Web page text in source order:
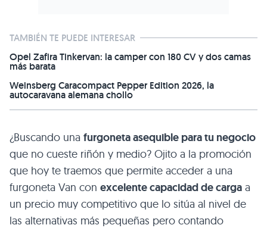
TAMBIÉN TE PUEDE INTERESAR
Opel Zafira Tinkervan: la camper con 180 CV y dos camas
más barata
Weinsberg Caracompact Pepper Edition 2026, la
autocaravana alemana chollo
¿Buscando una furgoneta asequible para tu negocio
que no cueste riñón y medio? Ojito a la promoción
que hoy te traemos que permite acceder a una
furgoneta Van con excelente capacidad de carga a
un precio muy competitivo que lo sitúa al nivel de
las alternativas más pequeñas pero contando